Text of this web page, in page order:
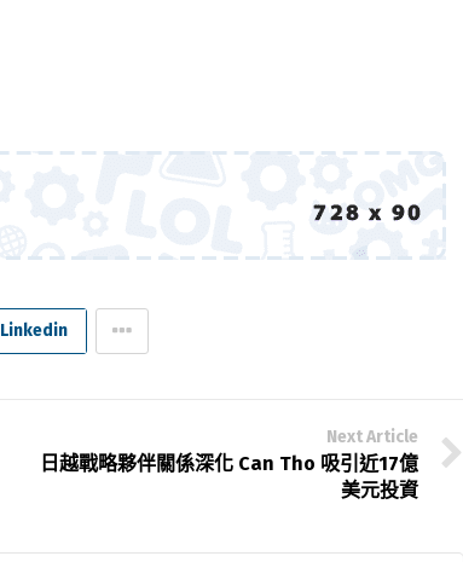
Linkedin
Next Article
日越戰略夥伴關係深化 Can Tho 吸引近17億
美元投資